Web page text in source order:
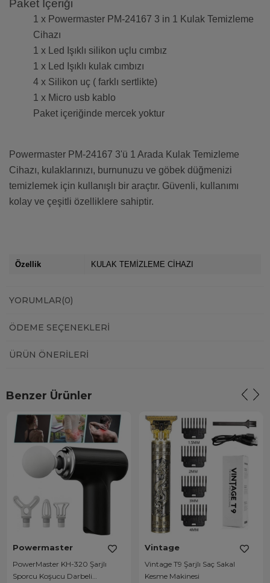
Paket İçeriği
1 x Powermaster PM-24167 3 in 1 Kulak Temizleme
Cihazı
1 x Led Işıklı silikon uçlu cımbız
1 x Led Işıklı kulak cımbızı
4 x Silikon uç ( farklı sertlikte)
1 x Micro usb kablo
Paket içeriğinde mercek yoktur
Powermaster PM-24167 3'ü 1 Arada Kulak Temizleme
Cihazı, kulaklarınızı, burnunuzu ve göbek düğmenizi
temizlemek için kullanışlı bir araçtır. Güvenli, kullanımı
kolay ve çeşitli özelliklere sahiptir.
Özellik KULAK TEMİZLEME CİHAZI
YORUMLAR(0)
ÖDEME SEÇENEKLERI
ÜRÜN ÖNERILERI
Benzer Ürünler
Powermaster
PowerMaster KH-320 Şarjlı
Sporcu Koşucu Darbeli
Vintage
Vintage T9 Şarjlı Saç Sakal
Kesme Makinesi